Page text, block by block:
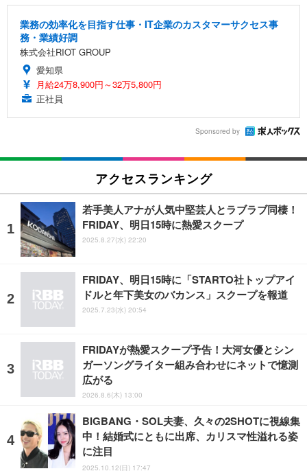
業務の効率化を目指す仕事・IT企業のカスタマーサクセス事
務・業績好調
株式会社RIOT GROUP
愛知県
月給24万8,900円～32万5,800円
正社員
Sponsored by
アクセスランキング
若手美人アナが人気中堅芸人とラブラブ同棲！
FRIDAY、明日15時に熱愛スクープ
2025.8.27(水) 22:20
FRIDAY、明日15時に「STARTO社トップアイ
ドルと年下美女のバカンス」スクープを報道
2025.7.23(水) 20:54
FRIDAYが熱愛スクープ予告！大河女優とシン
ガーソングライター組み合わせにネットで憶測
広がる
2026.8.6(木) 13:00
BIGBANG・SOL夫妻、久々の2SHOTに視線集
中！結婚式にともに出席、カリスマ性溢れる姿
に注目
2025.10.12(日) 17:47